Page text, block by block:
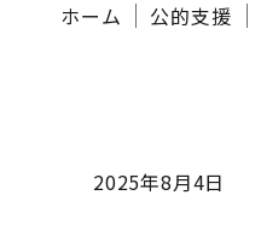
ホーム 公的支援
2025年8月4日